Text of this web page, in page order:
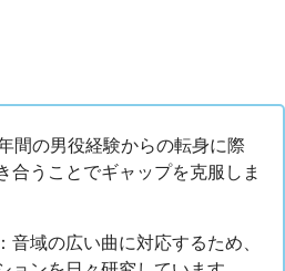
間の男役経験からの転身に際
合うことでギャップを克服しま
音域の広い曲に対応するため、